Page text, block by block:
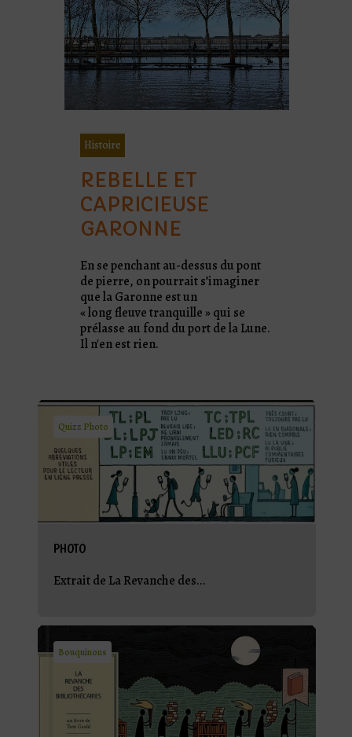
Histoire
REBELLE ET
CAPRICIEUSE
GARONNE
En se penchant au-dessus du pont
de pierre, on pourrait s’imaginer
que la Garonne est un
« long fleuve tranquille » qui se
prélasse au fond du port de la Lune.
Il n'en est rien.
Quizz Photo
PHOTO
Extrait de La Revanche des...
Bouquinons